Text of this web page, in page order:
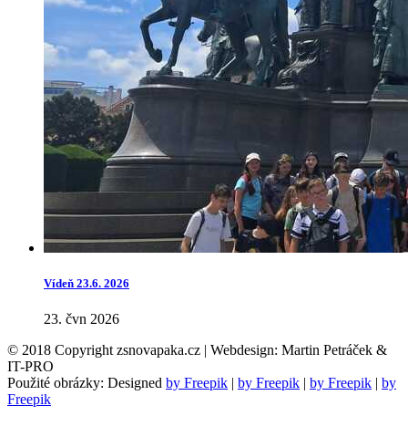
Vídeň 23.6. 2026
23. čvn 2026
© 2018 Copyright zsnovapaka.cz | Webdesign: Martin Petráček &
IT-PRO
Použité obrázky: Designed by Freepik | by Freepik | by Freepik | by
Freepik